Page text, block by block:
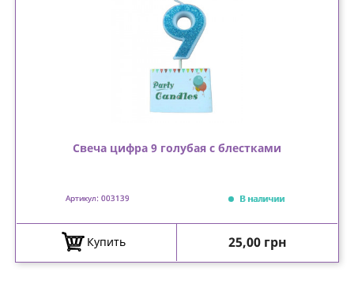
Свеча цифра 9 голубая с блестками
Артикул: 003139 В наличии
Купить Цена
25,00 грн